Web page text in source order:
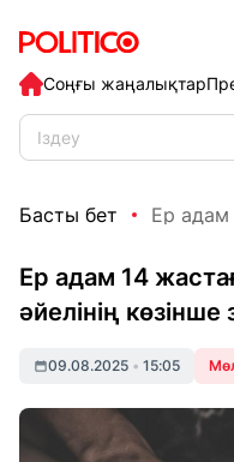
Соңғы жаңалықтар
Басты бет Ер адам
Ер адам 14
әйелінің
09.08.2025 • 15:05